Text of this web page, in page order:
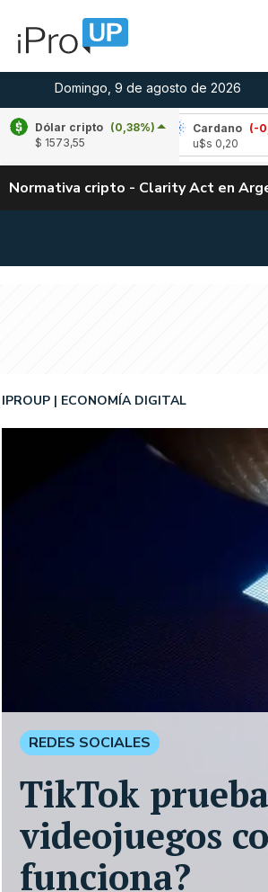
Domingo, 9 de agosto de 2026
Dólar cripto (0,38%)
$ 1573,55
(0,10%)
Cardano (-0,02%)
Normativa cripto - Clarity Act en
IPROUP ECONOMÍA DIGITAL
REDES SOCIALES
TikTok
videojuegos
funciona?